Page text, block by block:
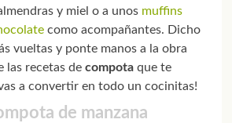
y miel o a unos muffins
como acompañantes. Dicho
vueltas y ponte manos a la obra
las recetas de compota que te
a convertir en todo un cocinitas!
de manzana